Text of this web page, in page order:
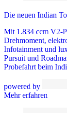
Die neuen Indian
Mit 1.834 ccm V2-
Drehmoment,
Infotainment und
Pursuit und
Probefahrt beim
powered by
Mehr erfahren